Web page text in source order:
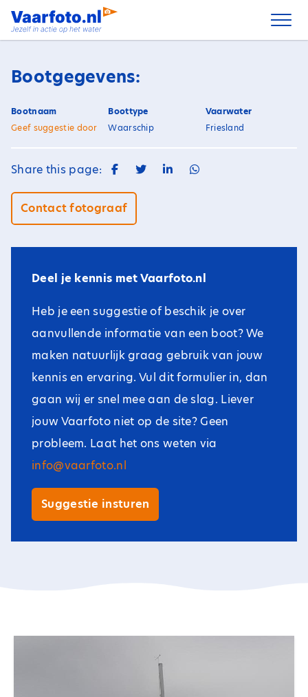
Spring
naar
Bootgegevens:
Bootnaam
Geef suggestie door
Boottype
Waarschip
Vaarwater
Friesland
Share this page:
Contact fotograaf
Deel je kennis met Vaarfoto.nl
Heb je een suggestie of beschik je over
aanvullende informatie van een boot? We
maken natuurlijk graag gebruik van jouw
kennis en ervaring. Vul dit formulier in, dan
gaan wij er snel mee aan de slag. Liever
jouw Vaarfoto niet op de site? Geen
probleem. Laat het ons weten via
info@vaarfoto.nl
Suggestie insturen